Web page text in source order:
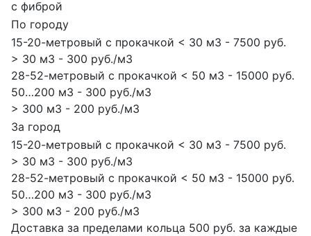
с фиброй
По городу
15-20-метровый с прокачкой < 30 м3 - 7500 руб.
> 30 м3 - 300 руб./м3
28-52-метровый с прокачкой < 50 м3 - 15000 руб.
50…200 м3 - 300 руб./м3
> 300 м3 - 200 руб./м3
За город
15-20-метровый с прокачкой < 30 м3 - 7500 руб.
> 30 м3 - 300 руб./м3
28-52-метровый с прокачкой < 50 м3 - 15000 руб.
50…200 м3 - 300 руб./м3
> 300 м3 - 200 руб./м3
Доставка за пределами кольца 500 руб. за каждые